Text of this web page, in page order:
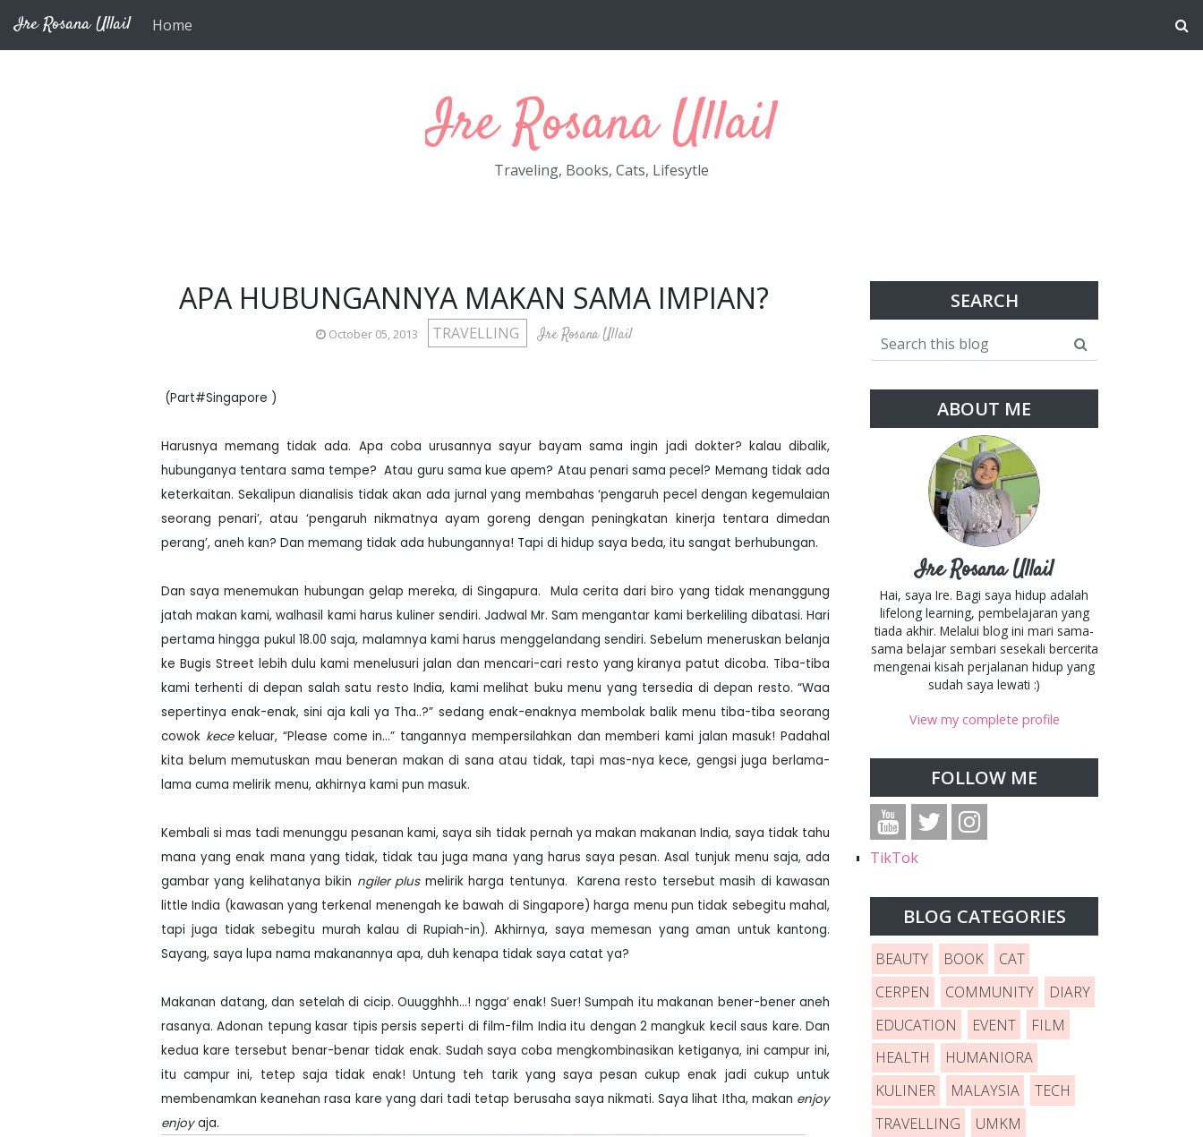
Ire Rosana Ullail Home
Ire Rosana Ullail
Traveling, Books, Cats, Lifesytle
APA HUBUNGANNYA MAKAN SAMA IMPIAN?
October 05, 2013 TRAVELLING Ire Rosana Ullail
(Part#Singapore )
Harusnya memang tidak ada. Apa coba urusannya sayur bayam sama ingin jadi dokter? kalau dibalik,
hubunganya tentara sama tempe? Atau guru sama kue apem? Atau penari sama pecel? Memang tidak ada
keterkaitan. Sekalipun dianalisis tidak akan ada jurnal yang membahas ‘pengaruh pecel dengan kegemulaian
seorang penari’, atau ‘pengaruh nikmatnya ayam goreng dengan peningkatan kinerja tentara dimedan
perang’, aneh kan? Dan memang tidak ada hubungannya! Tapi di hidup saya beda, itu sangat berhubungan.
Dan saya menemukan hubungan gelap mereka, di Singapura.
Mula cerita dari biro yang tidak menanggung
jatah makan kami, walhasil kami harus kuliner sendiri. Jadwal Mr. Sam mengantar kami berkeliling dibatasi. Hari
pertama hingga pukul 18.00 saja, malamnya kami harus menggelandang sendiri. Sebelum meneruskan belanja
ke Bugis Street lebih dulu kami menelusuri jalan dan mencari-cari resto yang kiranya patut dicoba. Tiba-tiba
kami terhenti di depan salah satu resto India, kami melihat buku menu yang tersedia di depan resto. “Waa
sepertinya enak-enak, sini aja kali ya Tha..?” sedang enak-enaknya membolak balik menu tiba-tiba seorang
cowok kecekeluar, “Please come in...” tangannya mempersilahkan dan memberi kami jalan masuk! Padahal
kita belum memutuskan mau beneran makan di sana atau tidak, tapi mas-nya kece, gengsi juga berlama-
lama cuma melirik menu, akhirnya kami pun masuk.
Kembali si mas tadi menunggu pesanan kami, saya sih tidak pernah ya makan makanan India, saya tidak tahu
mana yang enak mana yang tidak, tidak tau juga mana yang harus saya pesan. Asal tunjuk menu saja, ada
gambar yang kelihatanya bikin ngiler plusmelirik harga tentunya.
Karena resto tersebut masih di kawasan
little India (kawasan yang terkenal menengah ke bawah di Singapore) harga menu pun tidak sebegitu mahal,
tapi juga tidak sebegitu murah kalau di Rupiah-in). Akhirnya, saya memesan yang aman untuk kantong.
Sayang, saya lupa nama makanannya apa, duh kenapa tidak saya catat ya?
Makanan datang, dan setelah di cicip. Ouugghhh...! ngga’ enak! Suer! Sumpah itu makanan bener-bener aneh
rasanya. Adonan tepung kasar tipis persis seperti di film-film India itu dengan 2 mangkuk kecil saus kare. Dan
kedua kare tersebut benar-benar tidak enak. Sudah saya coba mengkombinasikan ketiganya, ini campur ini,
itu campur ini, tetep saja tidak enak! Untung teh tarik yang saya pesan cukup enak jadi cukup untuk
membenamkan keanehan rasa kare yang dari tadi tetap berusaha saya nikmati. Saya lihat Itha, makan enjoy
enjoyaja.
SEARCH
ABOUT ME
Ire Rosana Ullail
Hai, saya Ire. Bagi saya hidup adalah
lifelong learning, pembelajaran yang
tiada akhir. Melalui blog ini mari sama-
sama belajar sembari sesekali bercerita
mengenai kisah perjalanan hidup yang
sudah saya lewati :)
View my complete profile
FOLLOW ME
TikTok
BLOG CATEGORIES
BEAUTY BOOK
CAT
CERPEN
COMMUNITY
DIARY
EDUCATION
EVENT
FILM
HEALTH
HUMANIORA
KULINER
MALAYSIA
TECH
TRAVELLING
UMKM